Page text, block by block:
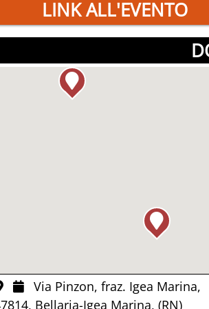
LINK ALL'EVENTO
Via Pinzon, fraz. Igea Marina,
Bellaria-Igea Marina, (RN)